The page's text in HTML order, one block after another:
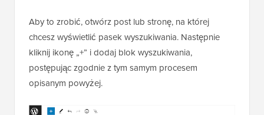
Aby to zrobić, otwórz post lub stronę, na której
chcesz wyświetlić pasek wyszukiwania. Następnie
kliknij ikonę „+” i dodaj blok wyszukiwania,
postępując zgodnie z tym samym procesem
opisanym powyżej.